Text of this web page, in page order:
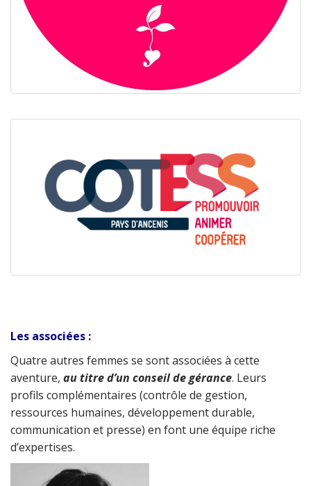
Les associées :
Quatre autres femmes se sont associées à cette
aventure, au titre d’un conseil de gérance. Leurs
profils complémentaires (contrôle de gestion,
ressources humaines, développement durable,
communication et presse) en font une équipe riche
d’expertises.